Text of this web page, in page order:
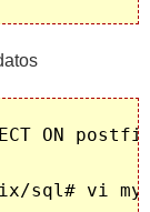
ON
sql# vi